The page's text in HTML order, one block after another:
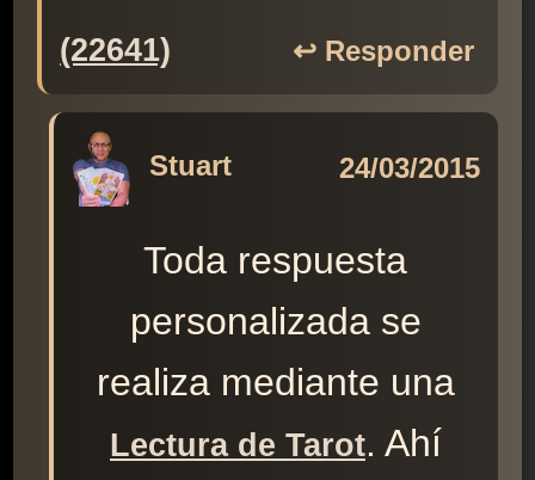
(22641) ↩️ Responder
Stuart 24/03/2015
Toda respuesta
personalizada se
realiza mediante una
Lectura de Tarot. Ahí